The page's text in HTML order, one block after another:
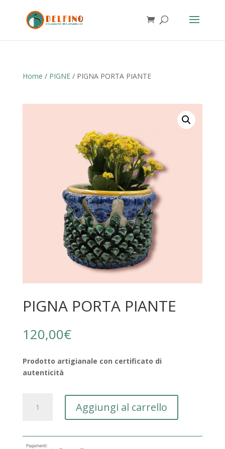
Home / PIGNE/ PIGNA PORTA PIANTE
PIGNA PORTA PIANTE
120,00€
Prodotto artigianale con certificato di
autenticità
PORTA
Aggiungi al carrello